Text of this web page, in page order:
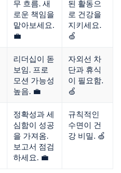
무 흐름. 새
로운 책임을
맡아보세요.
💼
된 활동으
로 건강을
지키세요.
🍏
리더십이 돋
보임. 프로
모션 가능성
높음. 💼
자외선 차
단과 휴식
이 필요함.
🍏
정확성과 세
심함이 성공
을 가져옴.
보고서 점검
하세요. 💼
규칙적인
수면이 건
강 비밀. 🍏